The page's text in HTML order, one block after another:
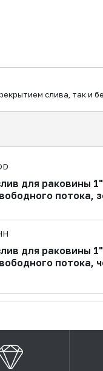
слива, так и
для раковины
потока,
для раковины
потока,